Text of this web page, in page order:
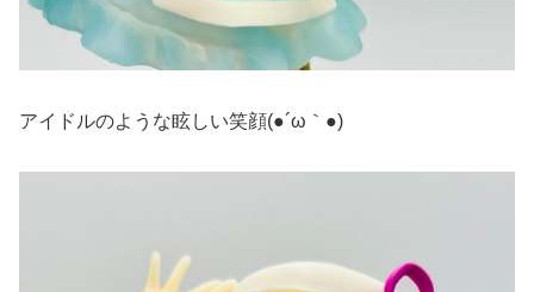
アイドルのような眩しい笑顔(●´ω｀●)